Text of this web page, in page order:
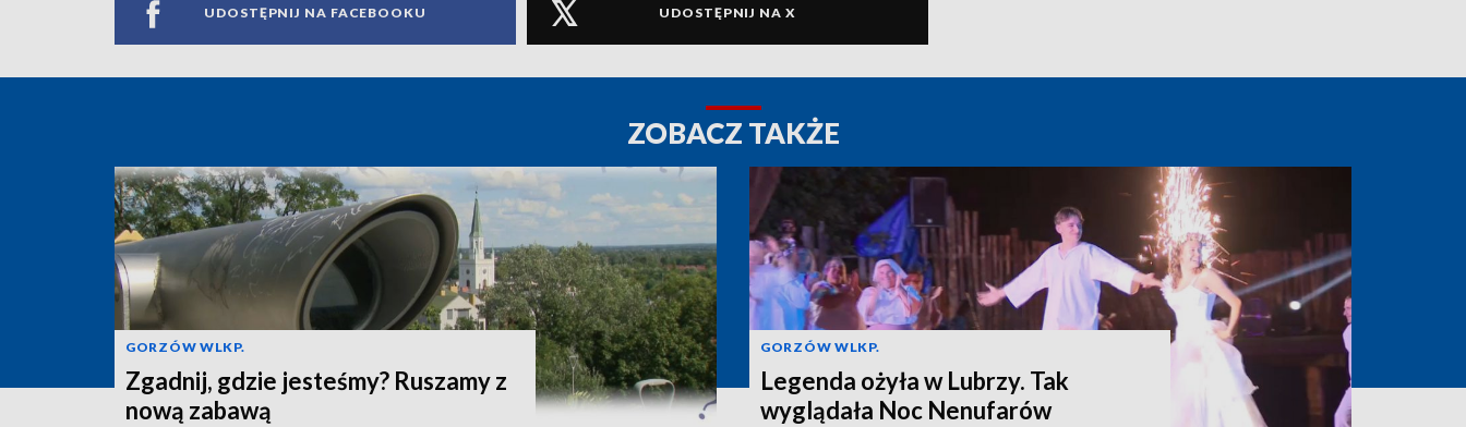
UDOSTĘPNIJ NA FACEBOOKU UDOSTĘPNIJ NA X
ZOBACZ TAKŻE
GORZÓW WLKP.
Zgadnij, gdzie jesteśmy? Ruszamy z
nową zabawą
GORZÓW WLKP.
Legenda ożyła w Lubrzy. Tak
wyglądała Noc Nenufarów